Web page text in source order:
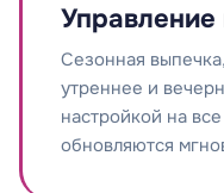
Сезонная
утреннее и
настройкой на
обновляются